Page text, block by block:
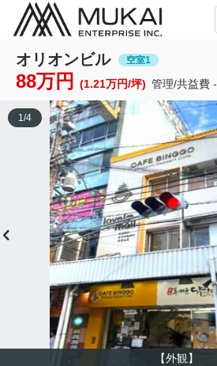
オリオンビル 空室1
88万円 (1.21万円/坪) 管理/共益費 -
【外観】
1/4